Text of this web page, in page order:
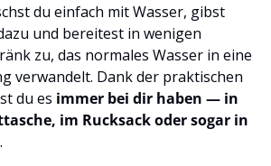
du einfach mit Wasser, gibst
und bereitest in wenigen
zu, das normales Wasser in eine
verwandelt. Dank der praktischen
du es immer bei dir haben — in
im Rucksack oder sogar in
.